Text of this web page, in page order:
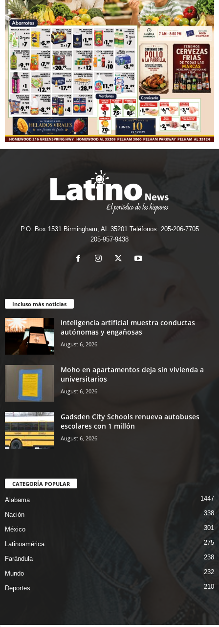
P.O. Box 1531 Birmingham, AL 35201 Teléfonos: 205-206-7705
205-957-9438
Incluso más noticias
Inteligencia artificial muestra conductas
autónomas y engañosas
August 6, 2026
Moho en apartamentos deja sin vivienda a
universitarios
August 6, 2026
Gadsden City Schools renueva autobuses
escolares con 1 millón
August 6, 2026
CATEGORÍA POPULAR
Alabama 1447
Nación 338
México 301
Latinoamérica 275
Farándula 238
Mundo 232
Deportes 210